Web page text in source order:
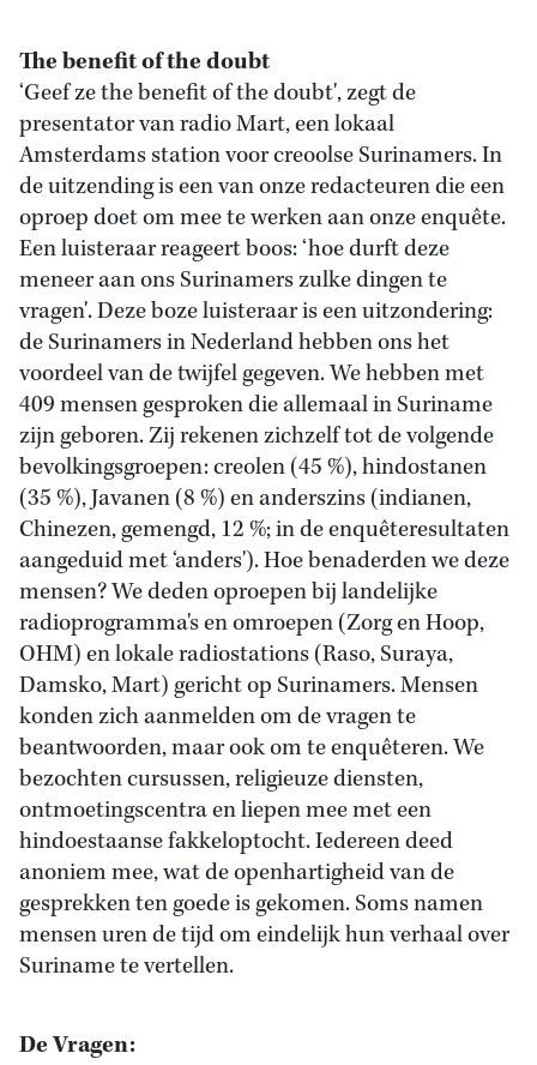
The benefit of the doubt
‘Geef ze the benefit of the doubt', zegt de
presentator van radio Mart, een lokaal
Amsterdams station voor creoolse Surinamers. In
de uitzending is een van onze redacteuren die een
oproep doet om mee te werken aan onze enquête.
Een luisteraar reageert boos: ‘hoe durft deze
meneer aan ons Surinamers zulke dingen te
vragen'. Deze boze luisteraar is een uitzondering:
de Surinamers in Nederland hebben ons het
voordeel van de twijfel gegeven. We hebben met
409 mensen gesproken die allemaal in Suriname
zijn geboren. Zij rekenen zichzelf tot de volgende
bevolkingsgroepen: creolen (45 %), hindostanen
(35 %), Javanen (8 %) en anderszins (indianen,
Chinezen, gemengd, 12 %; in de enquêteresultaten
aangeduid met ‘anders'). Hoe benaderden we deze
mensen? We deden oproepen bij landelijke
radioprogramma's en omroepen (Zorg en Hoop,
OHM) en lokale radiostations (Raso, Suraya,
Damsko, Mart) gericht op Surinamers. Mensen
konden zich aanmelden om de vragen te
beantwoorden, maar ook om te enquêteren. We
bezochten cursussen, religieuze diensten,
ontmoetingscentra en liepen mee met een
hindoestaanse fakkeloptocht. Iedereen deed
anoniem mee, wat de openhartigheid van de
gesprekken ten goede is gekomen. Soms namen
mensen uren de tijd om eindelijk hun verhaal over
Suriname te vertellen.
De Vragen: